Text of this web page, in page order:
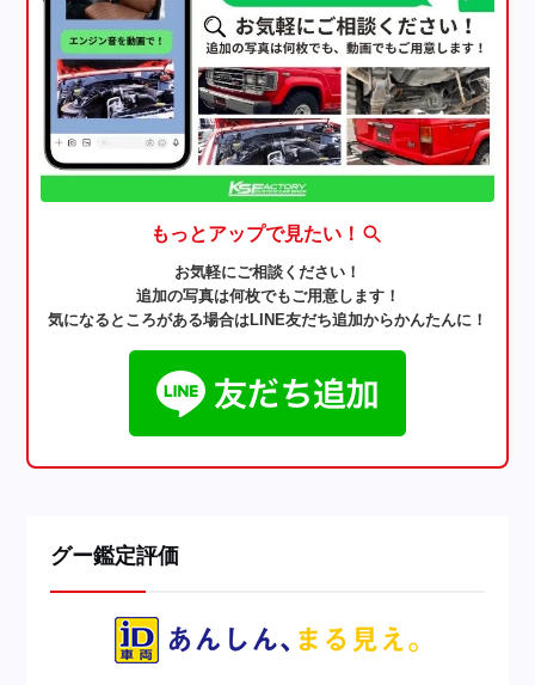
もっとアップで見たい！
お気軽にご相談ください！
追加の写真は何枚でもご用意します！
気になるところがある場合はLINE友だち追加からかんたんに！
グー鑑定評価